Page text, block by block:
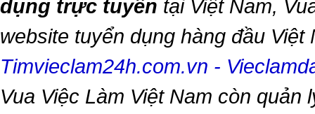
dụng trực tuyến tại Việt Nam,
website tuyển dụng hàng đầu
Timvieclam24h.com.vn -
Vua Việc Làm Việt Nam còn quản